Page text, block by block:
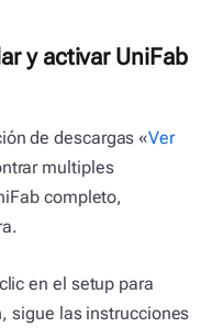
y activar UniFab
de descargas «Ver
multiples
completo,
en el setup para
sigue las instrucciones